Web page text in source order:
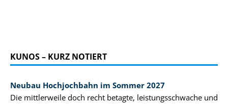
KUNOS – KURZ NOTIERT
Neubau Hochjochbahn im Sommer 2027
Die mittlerweile doch recht betagte, leistungsschwache und